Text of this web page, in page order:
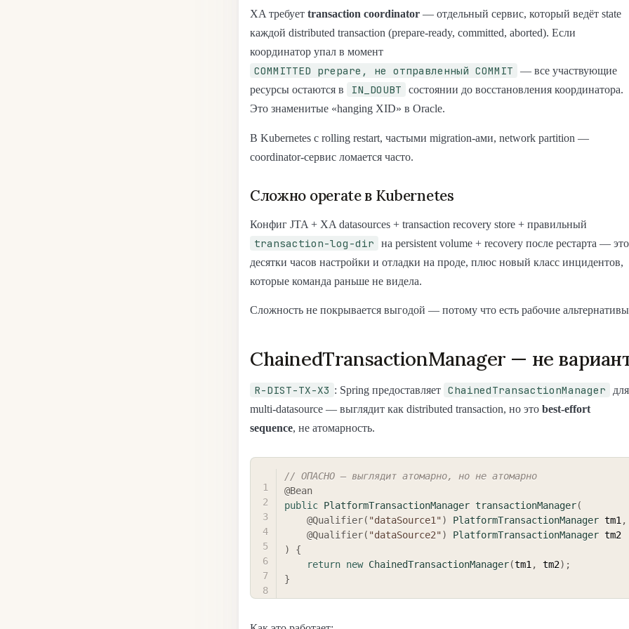
XA требует transaction coordinator — отдельный сервис, который ведёт state
каждой distributed transaction (prepare-ready, committed, aborted). Если
координатор упал в момент
COMMITTED prepare, не отправленный COMMIT
— все участвующие
ресурсы остаются в
IN_DOUBT
состоянии до восстановления координатора.
Это знаменитые «hanging XID» в Oracle.
В Kubernetes с rolling restart, частыми migration-ами, network partition —
coordinator-сервис ломается часто.
Сложно operate в Kubernetes
Конфиг JTA + XA datasources + transaction recovery store + правильный
transaction-log-dir
на persistent volume + recovery после рестарта — это
десятки часов настройки и отладки на проде, плюс новый класс инцидентов,
которые команда раньше не видела.
Сложность не покрывается выгодой — потому что есть рабочие
ChainedTransactionManager — не
R-DIST-TX-X3 : Spring предоставляет ChainedTransactionManager
для
multi-datasource — выглядит как distributed transaction, но это best-effort
sequence, не атомарность.
// ОПАСНО — выглядит атомарно, но не атомарно
@Bean
public PlatformTransactionManager transactionManager(
@Qualifier( "dataSource1") PlatformTransactionManager tm1 ,
@Qualifier( "dataSource2") PlatformTransactionManager
)
{
return new ChainedTransactionManager(tm1 , tm2) ;
}